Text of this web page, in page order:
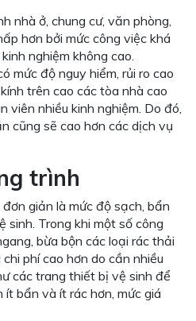
nhà ở, chung cư, văn phòng,
hơn bởi mức công việc khá
nghiệm không cao.
mức độ nguy hiểm, rủi ro cao
trên cao các tòa nhà cao
viên nhiều kinh nghiệm. Do đó,
cũng sẽ cao hơn các dịch vụ
trình
giản là mức độ sạch, bẩn
sinh. Trong khi một số công
bừa bộn các loại rác thải
phí cao hơn do cần nhiều
các trang thiết bị vệ sinh để
bẩn và ít rác hơn, mức giá